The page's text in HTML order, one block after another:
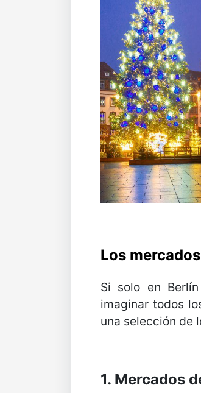
Los
Si solo en
imaginar todos
una selección de
1. Mercados